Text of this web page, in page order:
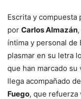
Escrita y
por Carlos Almazán
íntima y personal de
plasmar en su letra
que han marcado su
llega acompañado
Fuego, que refuerza